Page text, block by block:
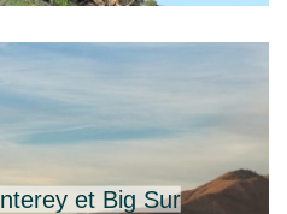
et Big Sur